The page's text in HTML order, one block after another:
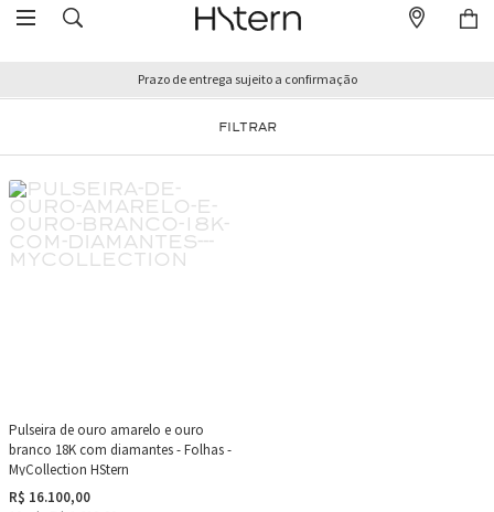
Prazo de entrega sujeito a confirmação
FILTRAR
Pulseira de ouro amarelo e ouro
branco 18K com diamantes - Folhas -
MyCollection HStern
R$ 16.100,00